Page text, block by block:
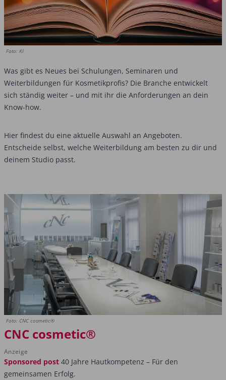
Foto: KI
Was gibt es Neues bei Schulungen, Seminaren und
Weiterbildungen für Kosmetikprofis? Die Branche entwickelt
sich ständig weiter – und mit ihr die Anforderungen an dein
Know-how.
Hier findest du eine aktuelle Auswahl an Angeboten.
Entscheide selbst, welche Weiterbildung am besten zu dir und
deinem Studio passt.
Foto: CNC cosmetic®
CNC cosmetic®
Anzeige
Sponsored post 40 Jahre Hautkompetenz – Für den
gemeinsamen Erfolg.